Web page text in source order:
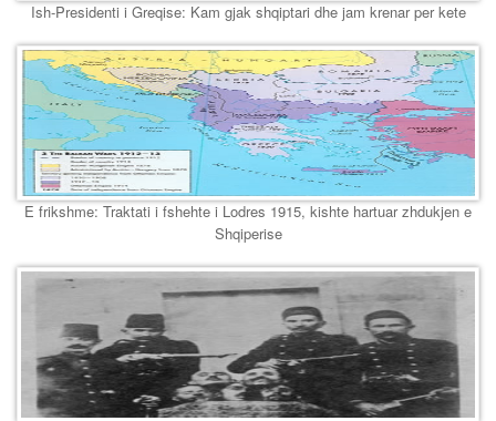
Ish-Presidenti i Greqise: Kam gjak shqiptari dhe jam krenar per kete
E frikshme: Traktati i fshehte i Lodres 1915, kishte hartuar zhdukjen e
Shqiperise